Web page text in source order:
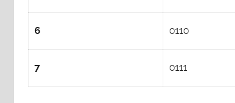
6 0110
7 0111